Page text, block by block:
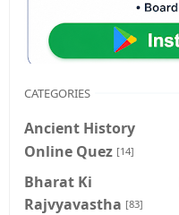
CATEGORIES
Ancient History
Online Quez [14]
Bharat Ki
Rajvyavastha [83]